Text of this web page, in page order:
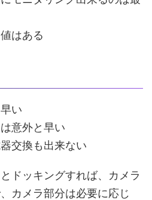
はある
い
意外と早い
交換も出来ない
ドッキングすれば、カメラ
カメラ部分は必要に応じ